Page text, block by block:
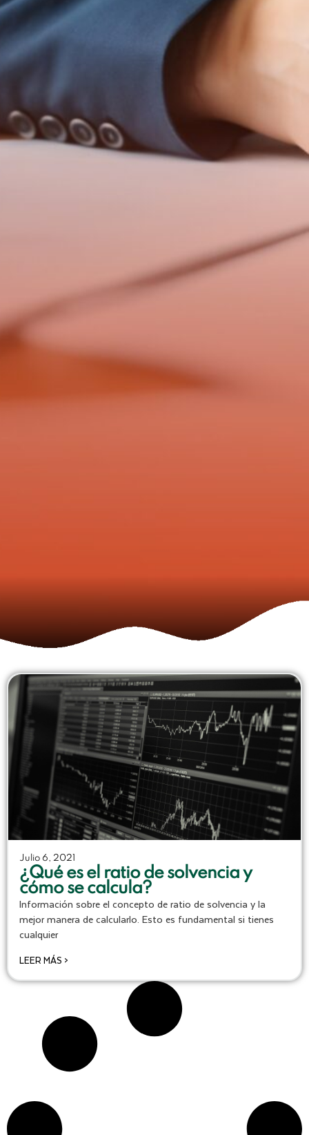
Julio 6, 2021
¿Qué es el ratio de solvencia y
cómo se calcula?
Información sobre el concepto de ratio de solvencia y la
mejor manera de calcularlo. Esto es fundamental si tienes
cualquier
LEER MÁS >